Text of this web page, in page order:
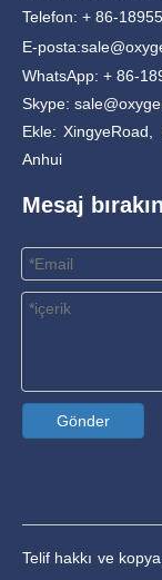
Telefon: + 86-
E-posta:
WhatsApp: + 86-
Skype:
Ekle: XingyeRoad,
Anhui
Mesaj bırakın
Gönder
Telif hakkı ve